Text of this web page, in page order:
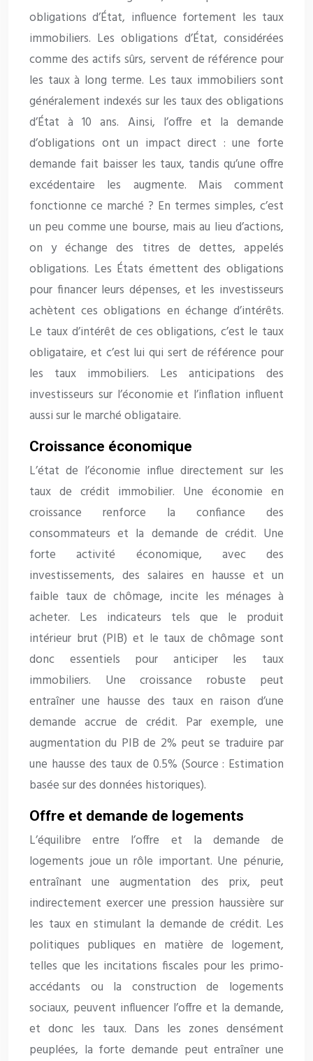
obligations d’État, influence fortement les taux
immobiliers. Les obligations d’État, considérées
comme des actifs sûrs, servent de référence pour
les taux à long terme. Les taux immobiliers sont
généralement indexés sur les taux des obligations
d’État à 10 ans. Ainsi, l’offre et la demande
d’obligations ont un impact direct : une forte
demande fait baisser les taux, tandis qu’une offre
excédentaire les augmente. Mais comment
fonctionne ce marché ? En termes simples, c’est
un peu comme une bourse, mais au lieu d’actions,
on y échange des titres de dettes, appelés
obligations. Les États émettent des obligations
pour financer leurs dépenses, et les investisseurs
achètent ces obligations en échange d’intérêts.
Le taux d’intérêt de ces obligations, c’est le taux
obligataire, et c’est lui qui sert de référence pour
les taux immobiliers. Les anticipations des
investisseurs sur l’économie et l’inflation influent
aussi sur le marché obligataire.
Croissance économique
L’état de l’économie influe directement sur les
taux de crédit immobilier. Une économie en
croissance renforce la confiance des
consommateurs et la demande de crédit. Une
forte activité économique, avec des
investissements, des salaires en hausse et un
faible taux de chômage, incite les ménages à
acheter. Les indicateurs tels que le produit
intérieur brut (PIB) et le taux de chômage sont
donc essentiels pour anticiper les taux
immobiliers. Une croissance robuste peut
entraîner une hausse des taux en raison d’une
demande accrue de crédit. Par exemple, une
augmentation du PIB de 2% peut se traduire par
une hausse des taux de 0.5% (Source : Estimation
basée sur des données historiques).
Offre et demande de logements
L’équilibre entre l’offre et la demande de
logements joue un rôle important. Une pénurie,
entraînant une augmentation des prix, peut
indirectement exercer une pression haussière sur
les taux en stimulant la demande de crédit. Les
politiques publiques en matière de logement,
telles que les incitations fiscales pour les primo-
accédants ou la construction de logements
sociaux, peuvent influencer l’offre et la demande,
et donc les taux. Dans les zones densément
peuplées, la forte demande peut entraîner une